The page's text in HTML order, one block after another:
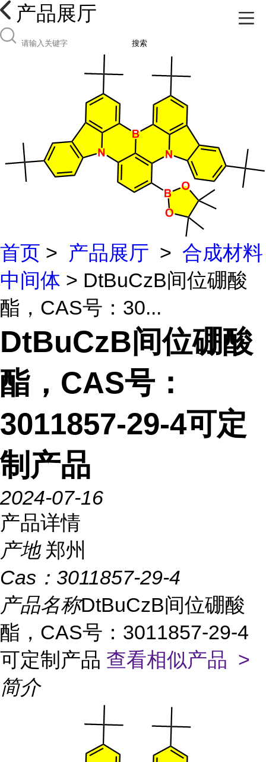
产品展厅
搜索
首页 > 产品展厅 > 合成材料
中间体 > DtBuCzB间位硼酸
酯，CAS号：30...
DtBuCzB间位硼酸
酯，CAS号：
3011857-29-4可定
制产品
2024-07-16
产品详情
产地 郑州
Cas： 3011857-29-4
产品名称DtBuCzB间位硼酸
酯，CAS号：3011857-29-4
可定制产品 查看相似产品 >
简介